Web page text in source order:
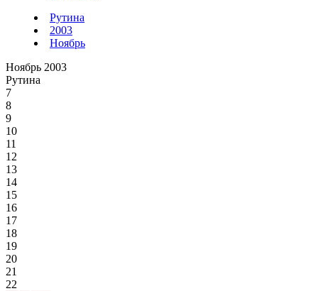
Рутина
2003
Ноябрь
Ноябрь 2003
Рутина
7
8
9
10
11
12
13
14
15
16
17
18
19
20
21
22